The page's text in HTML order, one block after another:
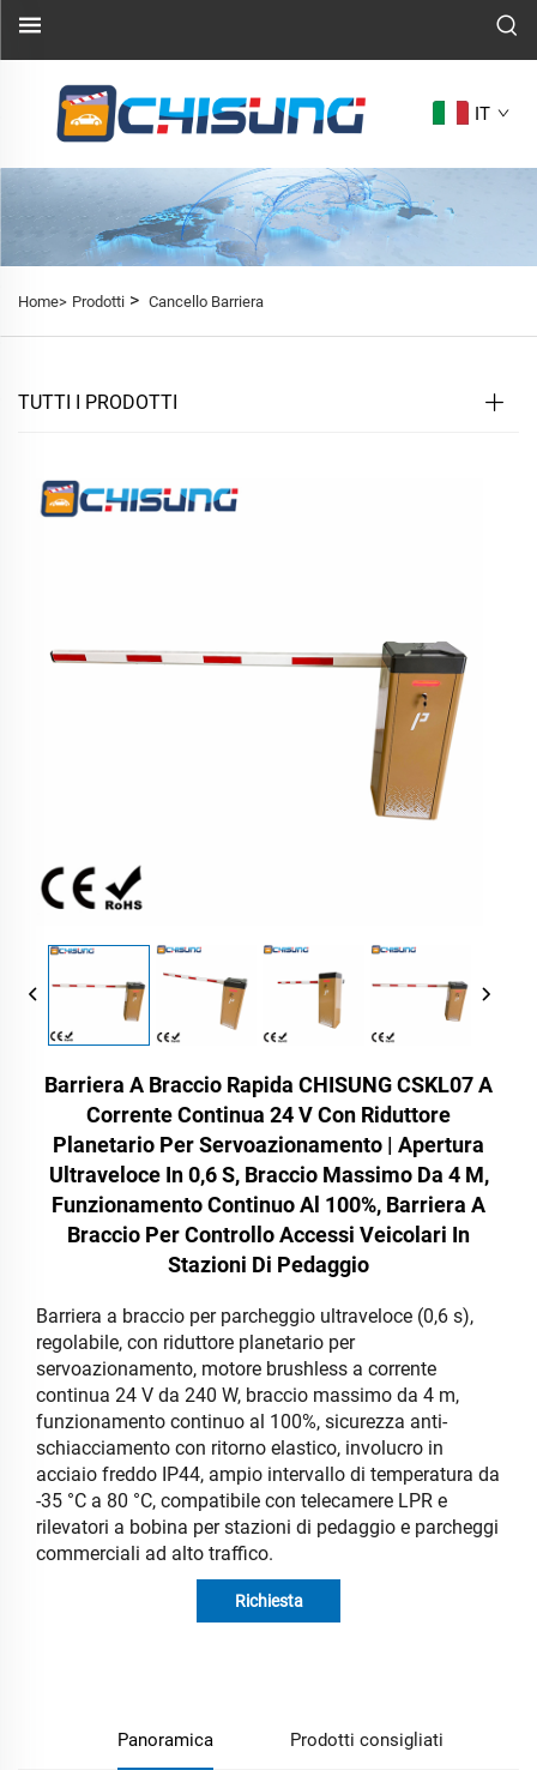
IT
Home> Prodotti > Cancello Barriera
TUTTI I PRODOTTI
Barriera A Braccio Rapida CHISUNG CSKL07 A
Corrente Continua 24 V Con Riduttore
Planetario Per Servoazionamento | Apertura
Ultraveloce In 0,6 S, Braccio Massimo Da 4 M,
Funzionamento Continuo Al 100%, Barriera A
Braccio Per Controllo Accessi Veicolari In
Stazioni Di Pedaggio
Barriera a braccio per parcheggio ultraveloce (0,6 s),
regolabile, con riduttore planetario per
servoazionamento, motore brushless a corrente
continua 24 V da 240 W, braccio massimo da 4 m,
funzionamento continuo al 100%, sicurezza anti-
schiacciamento con ritorno elastico, involucro in
acciaio freddo IP44, ampio intervallo di temperatura da
-35 °C a 80 °C, compatibile con telecamere LPR e
rilevatori a bobina per stazioni di pedaggio e parcheggi
commerciali ad alto traffico.
Richiesta
Panoramica Prodotti consigliati